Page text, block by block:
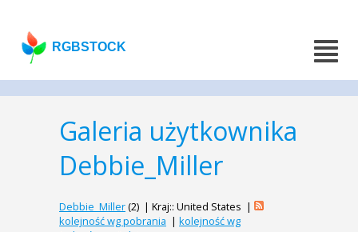
RGBSTOCK
Galeria użytkownika
Debbie_Miller
Debbie_Miller(2) | Kraj:: United States |
kolejność wg pobrania | kolejność wg